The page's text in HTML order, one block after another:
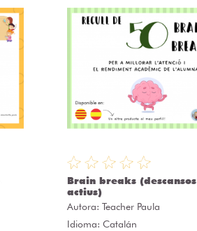
Brain breaks (descansos
actius)
Autora: Teacher Paula
Idioma: Catalán